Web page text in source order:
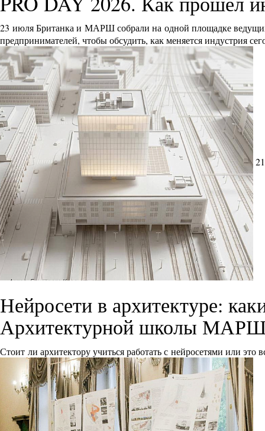
23 июля Британка и МАРШ собрали на одной площадке
предпринимателей, чтобы обсудить, как меняется индустрия
Нейросети в архитектуре:
Архитектурной школы
Стоит ли архитектору учиться работать с нейросетями или это